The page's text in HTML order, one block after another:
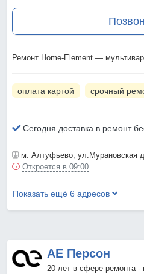
Ремонт Home-Element —
оплата картой срочный
Сегодня доставка в ремонт
м. Алтуфьево, ул.Мурановская
Откроется в 09:00
Показать ещё 6 адресов
АЕ Персон
20 лет в сфере ремонта -